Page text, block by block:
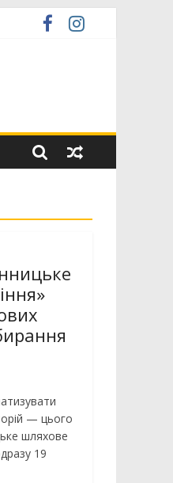
— цього
шляхове
19